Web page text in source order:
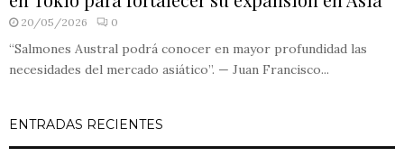
20/05/2026 0
“Salmones Austral podrá conocer en mayor profundidad las
necesidades del mercado asiático”. — Juan Francisco...
ENTRADAS RECIENTES